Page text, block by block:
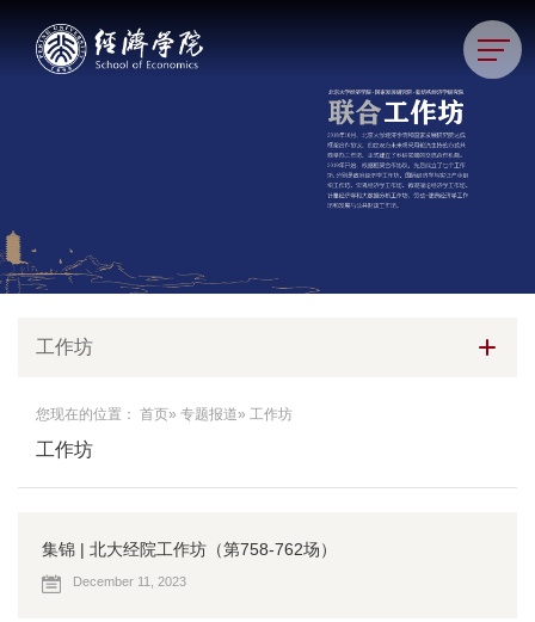
工作坊
您现在的位置： 首页» 专题报道» 工作坊
工作坊
集锦 | 北大经院工作坊（第758-762场）
December 11, 2023